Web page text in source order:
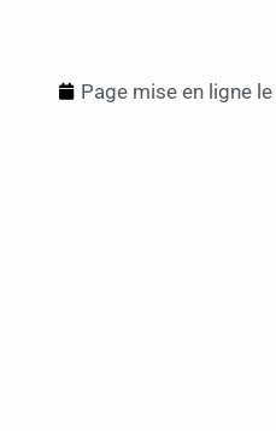
Page mise en ligne le